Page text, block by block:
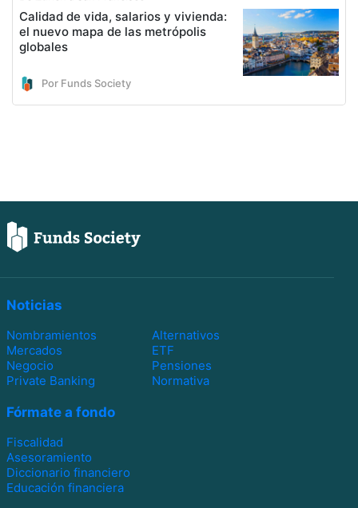
Calidad de vida, salarios y vivienda:
el nuevo mapa de las metrópolis
globales
Por Funds Society
Noticias
Nombramientos
Alternativos
Mercados
ETF
Negocio
Pensiones
Private Banking
Normativa
Fórmate a fondo
Fiscalidad
Asesoramiento
Diccionario financiero
Educación financiera